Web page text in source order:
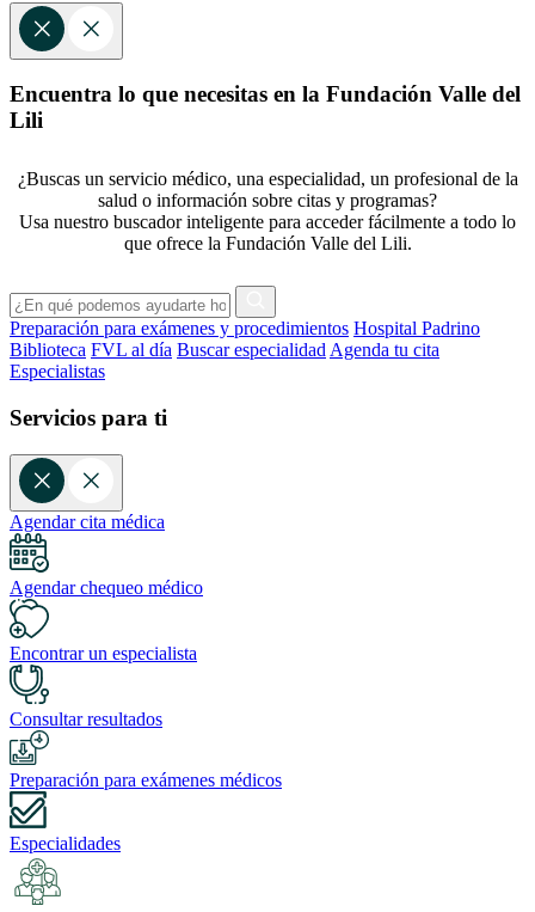
Encuentra lo que necesitas en la Fundación Valle del
Lili
¿Buscas un servicio médico, una especialidad, un profesional de la
salud o información sobre citas y programas?
Usa nuestro buscador inteligente para acceder fácilmente a todo lo
que ofrece la Fundación Valle del Lili.
Preparación para exámenes y procedimientos Hospital Padrino
Biblioteca FVL al día Buscar especialidad Agenda tu cita
Especialistas
Servicios para ti
Agendar cita médica
Agendar chequeo médico
Encontrar un especialista
Consultar resultados
Preparación para exámenes médicos
Especialidades